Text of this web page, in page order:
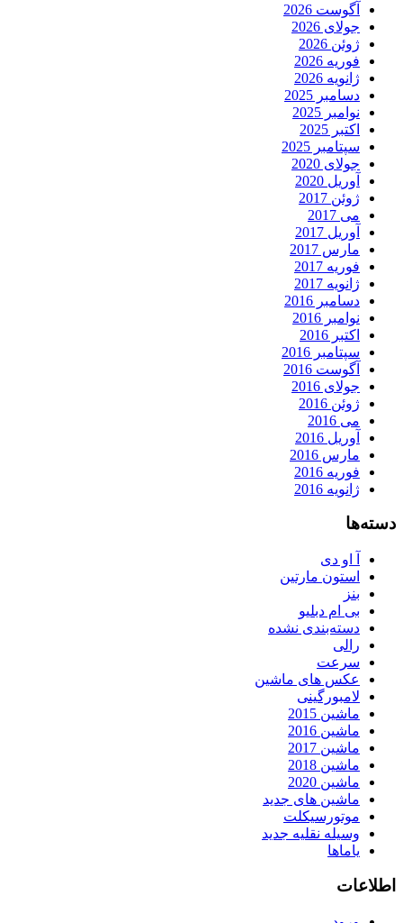
آگوست 2026
جولای 2026
ژوئن 2026
فوریه 2026
ژانویه 2026
دسامبر 2025
نوامبر 2025
اکتبر 2025
سپتامبر 2025
جولای 2020
آوریل 2020
ژوئن 2017
می 2017
آوریل 2017
مارس 2017
فوریه 2017
ژانویه 2017
دسامبر 2016
نوامبر 2016
اکتبر 2016
سپتامبر 2016
آگوست 2016
جولای 2016
ژوئن 2016
می 2016
آوریل 2016
مارس 2016
فوریه 2016
ژانویه 2016
دسته‌ها
آ او دی
استون مارتین
بنز
بی ام دبلیو
دسته‌بندی نشده
رالی
سرعت
عکس های ماشین
لامبورگینی
ماشین 2015
ماشین 2016
ماشین 2017
ماشین 2018
ماشین 2020
ماشین های جدید
موتورسیکلت
وسیله نقلیه جدید
یاماها
اطلاعات